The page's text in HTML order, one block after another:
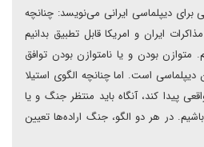
دیپلماسی ایرانی می‌نویسد: چنانچه
ایران و امریکا قابل تطبیق بدانیم
متوازن بودن و یا نامتوازن بودن توافق
است. اما چنانچه الگوی استیلا
پیدا کند، آنگاه باید منتظر جنگ و یا
در هر دو الگو، جنگ اراده‌ها تعیین